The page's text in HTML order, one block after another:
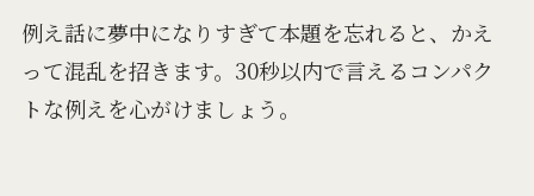
例え話に夢中になりすぎて本題を忘れると、かえ
って混乱を招きます。30秒以内で言えるコンパク
トな例えを心がけましょう。